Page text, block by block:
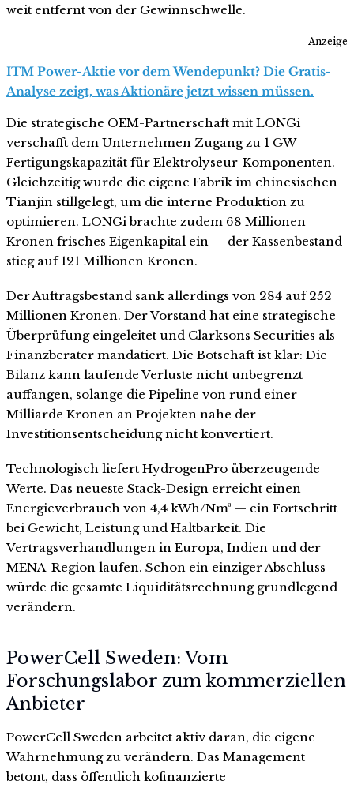
weit entfernt von der Gewinnschwelle.
Anzeige
ITM Power-Aktie vor dem Wendepunkt? Die Gratis-
Analyse zeigt, was Aktionäre jetzt wissen müssen.
Die strategische OEM-Partnerschaft mit LONGi
verschafft dem Unternehmen Zugang zu 1 GW
Fertigungskapazität für Elektrolyseur-Komponenten.
Gleichzeitig wurde die eigene Fabrik im chinesischen
Tianjin stillgelegt, um die interne Produktion zu
optimieren. LONGi brachte zudem 68 Millionen
Kronen frisches Eigenkapital ein — der Kassenbestand
stieg auf 121 Millionen Kronen.
Der Auftragsbestand sank allerdings von 284 auf 252
Millionen Kronen. Der Vorstand hat eine strategische
Überprüfung eingeleitet und Clarksons Securities als
Finanzberater mandatiert. Die Botschaft ist klar: Die
Bilanz kann laufende Verluste nicht unbegrenzt
auffangen, solange die Pipeline von rund einer
Milliarde Kronen an Projekten nahe der
Investitionsentscheidung nicht konvertiert.
Technologisch liefert HydrogenPro überzeugende
Werte. Das neueste Stack-Design erreicht einen
Energieverbrauch von 4,4 kWh/Nm³ — ein Fortschritt
bei Gewicht, Leistung und Haltbarkeit. Die
Vertragsverhandlungen in Europa, Indien und der
MENA-Region laufen. Schon ein einziger Abschluss
würde die gesamte Liquiditätsrechnung grundlegend
verändern.
PowerCell Sweden: Vom
Forschungslabor zum kommerziellen
Anbieter
PowerCell Sweden arbeitet aktiv daran, die eigene
Wahrnehmung zu verändern. Das Management
betont, dass öffentlich kofinanzierte